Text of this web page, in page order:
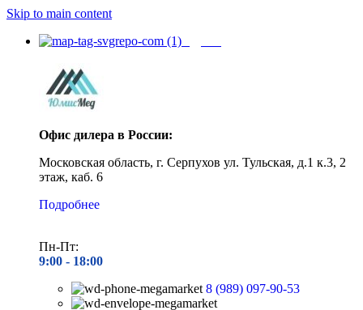
Skip to main content
Офис дилера в России:
Московская область, г. Серпухов ул. Тульская, д.1 к.3, 2
этаж, каб. 6
Подробнее
Пн-Пт:
9:00 - 18:00
8 (989) 097-90-53